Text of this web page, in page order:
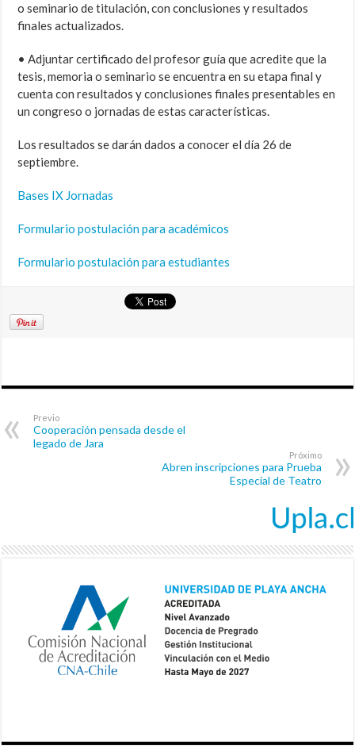
o seminario de titulación, con conclusiones y resultados
finales actualizados.
• Adjuntar certificado del profesor guía que acredite que la
tesis, memoria o seminario se encuentra en su etapa final y
cuenta con resultados y conclusiones finales presentables en
un congreso o jornadas de estas características.
Los resultados se darán dados a conocer el día 26 de
septiembre.
Bases IX Jornadas
Formulario postulación para académicos
Formulario postulación para estudiantes
Previo
Cooperación pensada desde el
legado de Jara
Próximo
Abren inscripciones para Prueba
Especial de Teatro